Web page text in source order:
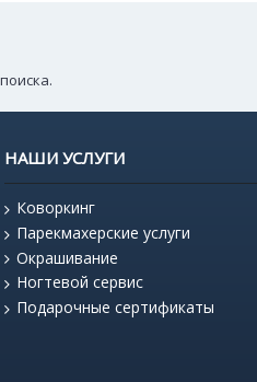
НАШИ УСЛУГИ
Коворкинг
Парекмахерские услуги
Окрашивание
Ногтевой сервис
Подарочные сертификаты